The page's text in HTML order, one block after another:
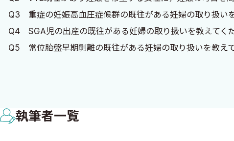
Q3 重症の妊娠高血圧症候群の既往がある妊婦の取り扱い
Q4 SGA児の出産の既往がある妊婦の取り扱いを教えてく
Q5 常位胎盤早期剝離の既往がある妊婦の取り扱いを教え
Q7 重篤な妊娠悪阻の場合に推奨される検査，鑑別と対応
Q8 妊娠初期に膜性診断されていない双胎妊娠の取り扱い
Q9 付属器に腫瘤を認める妊婦の取り扱いを教えてくださ
執筆者一覧